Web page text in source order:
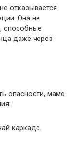
отказывается
Она не
способные
даже через
опасности, маме
каркаде.